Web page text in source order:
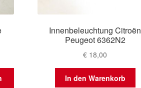
Innenbeleuchtung Citroën
Peugeot 6362N2
€ 18,00
In den Warenkorb